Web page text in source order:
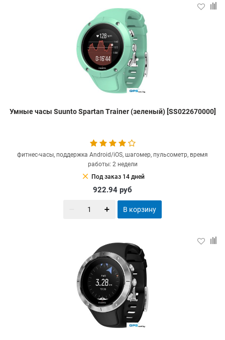
Умные часы Suunto Spartan Trainer (зеленый) [SS022670000]
фитнес-часы, поддержка Android/iOS, шагомер, пульсометр, время
работы: 2 недели
clear Под заказ 14 дней
922.94 руб
В корзину